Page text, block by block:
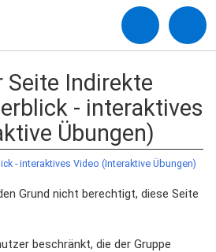
Seite Indirekte
- interaktives
Übungen)
- interaktives Video (Interaktive Übungen)
Grund nicht berechtigt, diese Seite
beschränkt, die der Gruppe